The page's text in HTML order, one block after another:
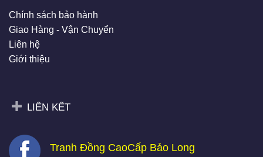
Chính sách bảo hành
Giao Hàng - Vận Chuyển
Liên hệ
Giới thiệu
LIÊN KẾT
Tranh Đồng CaoCấp Bảo Long